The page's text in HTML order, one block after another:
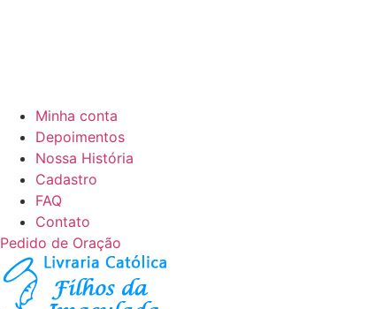
Minha conta
Depoimentos
Nossa História
Cadastro
FAQ
Contato
Pedido de Oração